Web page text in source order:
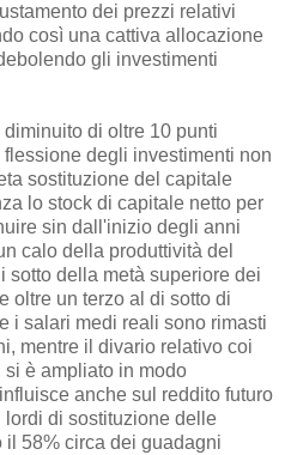
dei prezzi relativi
così una cattiva allocazione
gli investimenti
diminuito di oltre 10 punti
degli investimenti non
sostituzione del capitale
lo stock di capitale netto per
sin dall'inizio degli anni
calo della produttività del
sotto della metà superiore dei
oltre un terzo al di sotto di
i salari medi reali sono rimasti
mentre il divario relativo coi
è ampliato in modo
anche sul reddito futuro
di sostituzione delle
58% circa dei guadagni